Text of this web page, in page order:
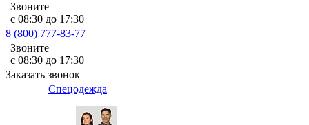
Звоните
с 08:30 до 17:30
8 (800) 777-83-77
Звоните
с 08:30 до 17:30
Заказать звонок
Спецодежда